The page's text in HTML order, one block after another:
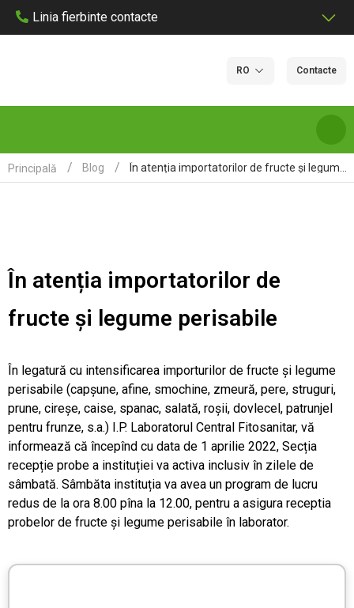
Linia fierbinte contacte
RO Contacte
DESPRE NOI
LABORATOARE
CERTIFICARE
PRODUSE FITOSANITARE
TRANSPARENȚĂ
REGISTRU DE STAT
INFO INTERES PUBLIC
Principală Blog
În atenția importatorilor de
fructe și legume perisabile
În legatură cu intensificarea importurilor de fructe şi legume
perisabile (capşune, afine, smochine, zmeură, pere, struguri,
prune, cireşe, caise, spanac, salată, roşii, dovlecel, patrunjel
pentru frunze, s.a.) I.P. Laboratorul Central Fitosanitar, vă
informează că începînd cu data de 1 aprilie 2022, Secția
recepție probe a instituției va activa inclusiv în zilele de
sâmbată. Sâmbăta instituția va avea un program de lucru
redus de la ora 8.00 pîna la 12.00, pentru a asigura receptia
probelor de fructe și legume perisabile în laborator.